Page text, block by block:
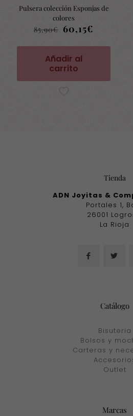
Pulsera colección Esponjas de
colores
85,90€ El
precio
original
era:
85,90€.
60,15€
actual
Añadir al
carrito
Tienda
ADN Joyitas &
Portales 1,
26001
La Rioja
Catálogo
Bisuteria
Bolsos y
Carteras y
Outlet
Marcas